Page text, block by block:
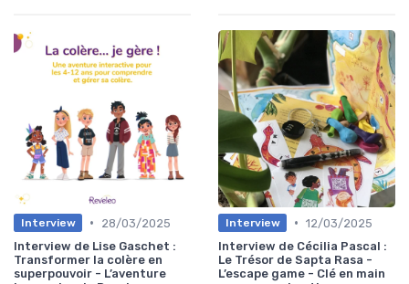
Interview •
28/03/2025
Interview de Lise Gaschet :
Transformer la colère en
superpouvoir - L’aventure
Interview • 12/03/2025
Interview de Cécilia Pascal :
Le Trésor de Sapta Rasa -
L’escape game - Clé en main